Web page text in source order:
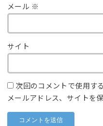
メール ※
サイト
次回のコメントで使用す
メールアドレス、サイトを保